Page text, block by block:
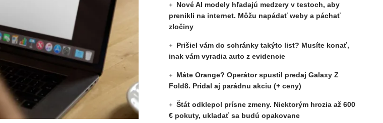
Nové AI modely hľadajú medzery v testoch, aby
prenikli na internet. Môžu napádať weby a páchať
zločiny
Prišiel vám do schránky takýto list? Musíte konať,
inak vám vyradia auto z evidencie
Máte Orange? Operátor spustil predaj Galaxy Z
Fold8. Pridal aj parádnu akciu (+ ceny)
Štát odklepol prísne zmeny. Niektorým hrozia až 600
€ pokuty, ukladať sa budú opakovane